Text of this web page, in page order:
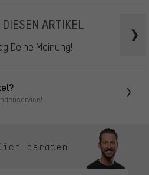
ARTIKEL
Deine Meinung!
beraten